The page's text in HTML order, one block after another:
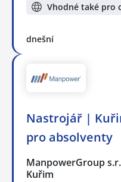
Vhodné také pro
dnešní
Nastrojář |
pro absolventy
ManpowerGroup
Kuřim